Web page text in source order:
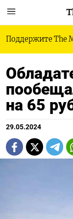
Поддержите The
на 65
29.05.2024